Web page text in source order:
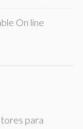
On line
para